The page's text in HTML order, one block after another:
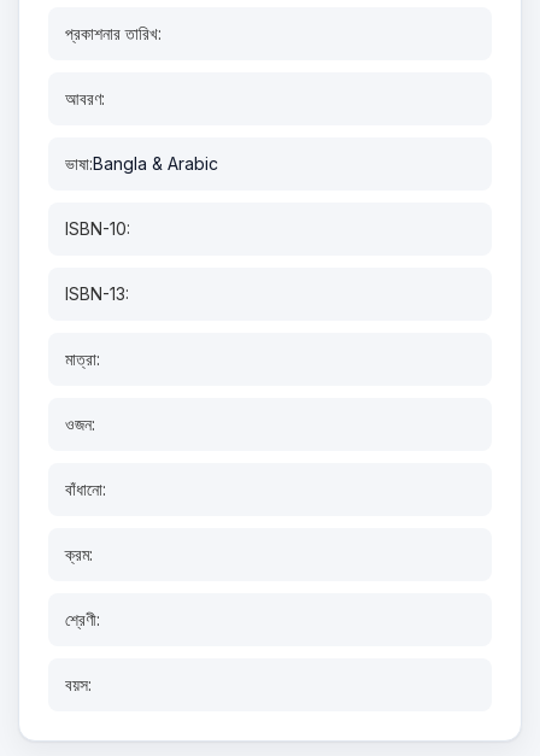
প্রকাশনার তারিখ:
আবরণ:
ভাষা:Bangla & Arabic
ISBN-10:
ISBN-13:
মাত্রা:
ওজন:
বাঁধানো:
ক্রম:
শ্রেণী:
বয়স: